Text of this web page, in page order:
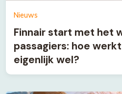
Nieuws
Finnair start met het
passagiers: hoe
eigenlijk wel?